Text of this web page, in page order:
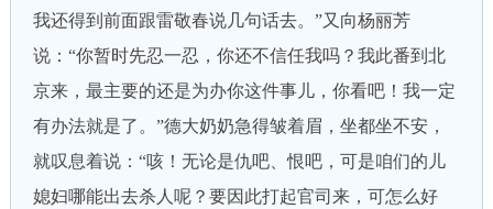
我还得到前面跟雷敬春说几句话去。”又向杨丽芳
说：“你暂时先忍一忍，你还不信任我吗？我此番到北
京来，最主要的还是为办你这件事儿，你看吧！我一定
有办法就是了。”德大奶奶急得皱着眉，坐都坐不安，
就叹息着说：“咳！无论是仇吧、恨吧，可是咱们的儿
媳妇哪能出去杀人呢？要因此打起官司来，可怎么好